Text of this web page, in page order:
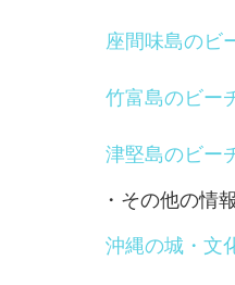
座間味島のビ
竹富島のビー
津堅島のビー
・その他の情報
沖縄の城・文